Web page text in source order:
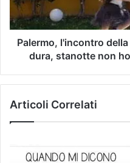
Palermo, l'incontro
dura, stanotte non
Articoli Correlati